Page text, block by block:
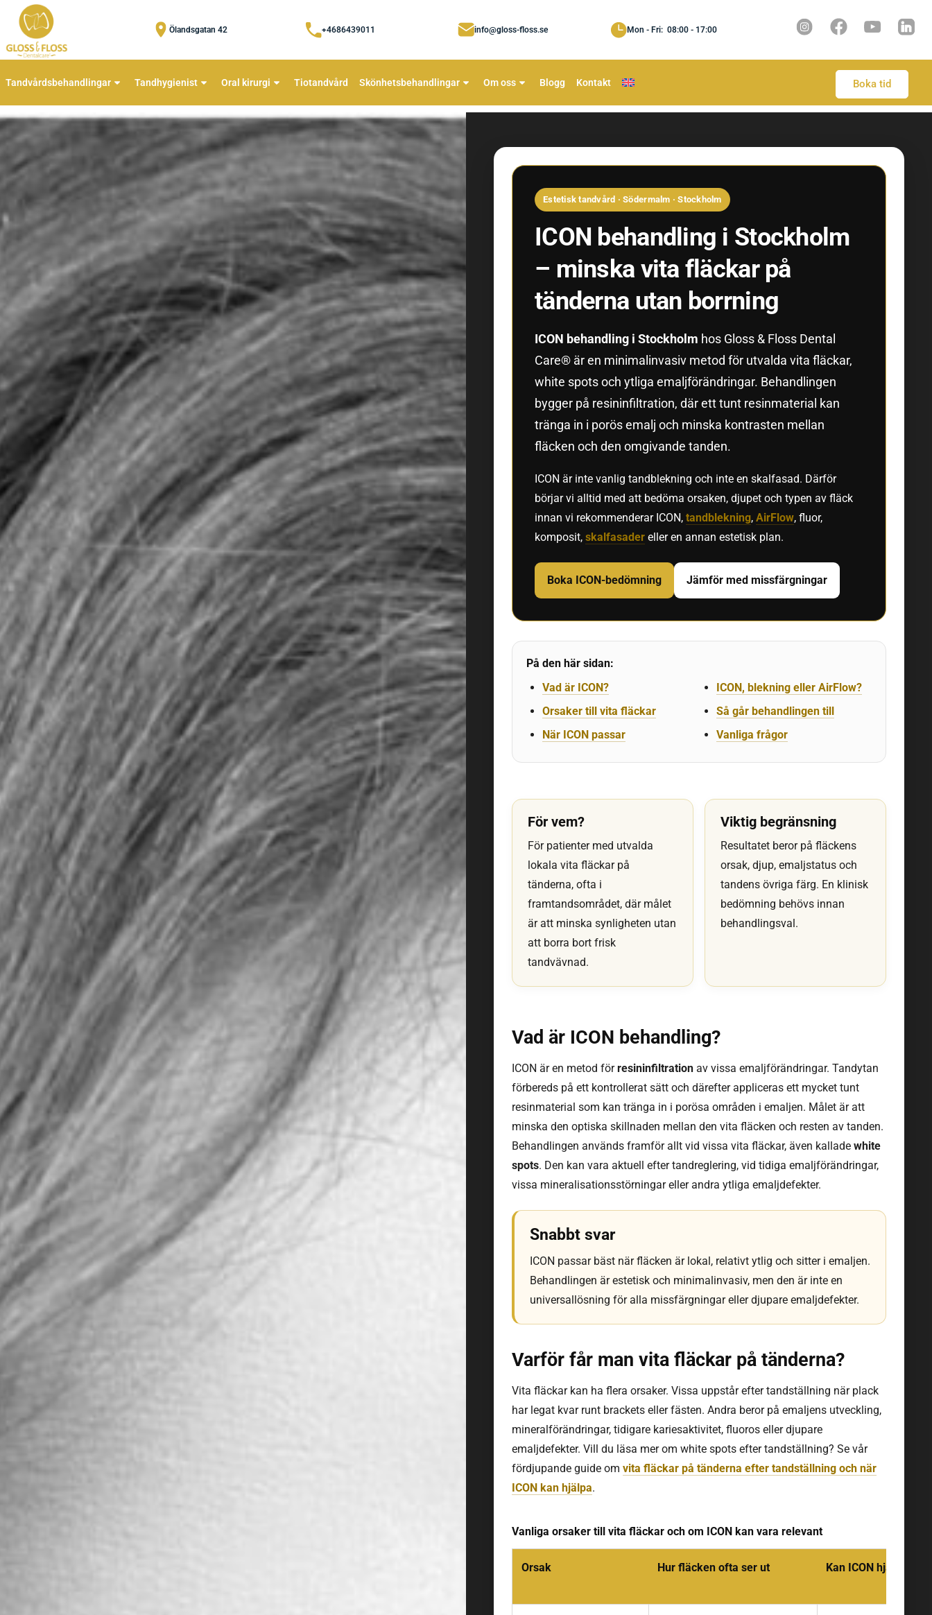
Ölandsgatan 42 +4686439011 info@gloss-floss.se Mon - Fri: 08:00 - 17:00
Tandvårdsbehandlingar Tandhygienist Oral kirurgi Tiotandvård Skönhetsbehandlingar Om oss Blogg Kontakt Boka tid
Estetisk tandvård · Södermalm · Stockholm
ICON behandling i Stockholm
– minska vita fläckar på
tänderna utan borrning
ICON behandling i Stockholm hos Gloss & Floss Dental
Care® är en minimalinvasiv metod för utvalda vita fläckar,
white spots och ytliga emaljförändringar. Behandlingen
bygger på resininfiltration, där ett tunt resinmaterial kan
tränga in i porös emalj och minska kontrasten mellan
fläcken och den omgivande tanden.
ICON är inte vanlig tandblekning och inte en skalfasad. Därför
börjar vi alltid med att bedöma orsaken, djupet och typen av fläck
innan vi rekommenderar ICON, tandblekning, AirFlow, fluor,
komposit, skalfasader eller en annan estetisk plan.
Boka ICON-bedömning Jämför med missfärgningar
På den här sidan:
Vad är ICON?
Orsaker till vita fläckar
När ICON passar
ICON, blekning eller AirFlow?
Så går behandlingen till
Vanliga frågor
För vem?
För patienter med utvalda
lokala vita fläckar på
tänderna, ofta i
framtandsområdet, där målet
är att minska synligheten utan
att borra bort frisk
tandvävnad.
Viktig begränsning
Resultatet beror på fläckens
orsak, djup, emaljstatus och
tandens övriga färg. En klinisk
bedömning behövs innan
behandlingsval.
Vad är ICON behandling?
ICON är en metod förresininfiltration av vissa emaljförändringar. Tandytan
förbereds på ett kontrollerat sätt och därefter appliceras ett mycket tunt
resinmaterial som kan tränga in i porösa områden i emaljen. Målet är att
minska den optiska skillnaden mellan den vita fläcken och resten av tanden.
Behandlingen används framför allt vid vissa vita fläckar, även kallade white
spots. Den kan vara aktuell efter tandreglering, vid tidiga emaljförändringar,
vissa mineralisationsstörningar eller andra ytliga emaljdefekter.
Snabbt svar
ICON passar bäst när fläcken är lokal, relativt ytlig och sitter i emaljen.
Behandlingen är estetisk och minimalinvasiv, men den är inte en
universallösning för alla missfärgningar eller djupare emaljdefekter.
Varför får man vita fläckar på tänderna?
Vita fläckar kan ha flera orsaker. Vissa uppstår efter tandställning när plack
har legat kvar runt brackets eller fästen. Andra beror på emaljens utveckling,
mineralförändringar, tidigare kariesaktivitet, fluoros eller djupare
emaljdefekter. Vill du läsa mer om white spots efter tandställning? Se vår
fördjupande guide om vita fläckar på tänderna efter tandställning och när
ICON kan hjälpa.
Vanliga orsaker till vita fläckar och om ICON kan vara relevant
Orsak Hur fläcken ofta ser ut Kan ICON hjälpa?